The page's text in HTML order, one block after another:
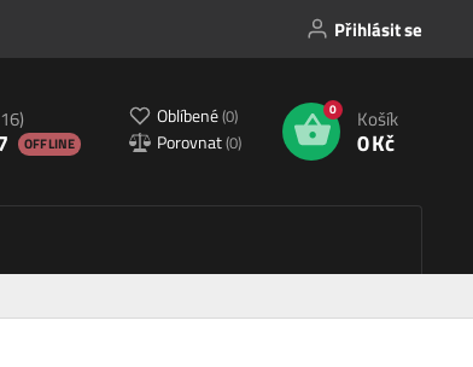
Přihlásit se
OFFLINE
Oblíbené(0)
Porovnat(0)
0 Košík
0 Kč